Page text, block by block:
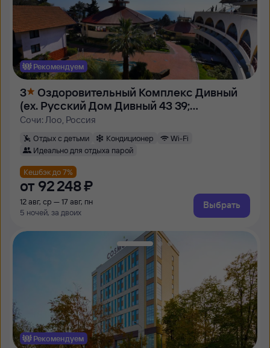
Рекомендуем
3
Оздоровительный Комплекс Дивный
(ex. Русский Дом Дивный 43 39;
Мосэнерго)
Сочи: Лоо, Россия
Отдых с детьми Кондиционер
Wi-Fi
Идеально для отдыха парой
Кешбэк до 7%
от 92 ⁠248 ⁠₽
12 авг, ср — 17 авг, пн
5 ночей, за двоих
Выбрать
Рекомендуем